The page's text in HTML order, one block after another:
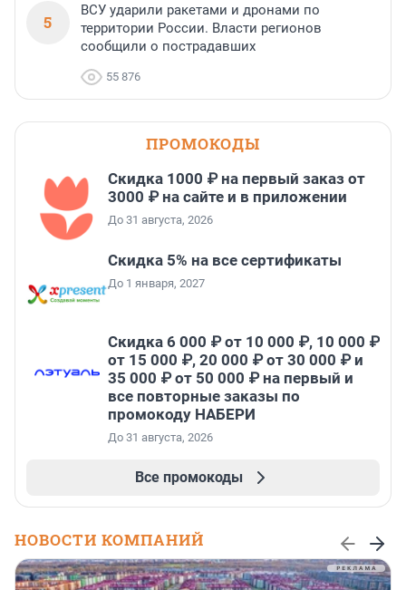
5
ВСУ ударили ракетами и дронами по
территории России. Власти регионов
сообщили о пострадавших
55 876
ПРОМОКОДЫ
Скидка 1000 ₽ на первый заказ от
3000 ₽ на сайте и в приложении
До 31 августа, 2026
Скидка 5% на все сертификаты
До 1 января, 2027
Скидка 6 000 ₽ от 10 000 ₽, 10 000 ₽
от 15 000 ₽, 20 000 ₽ от 30 000 ₽ и
35 000 ₽ от 50 000 ₽ на первый и
все повторные заказы по
промокоду НАБЕРИ
До 31 августа, 2026
Все промокоды
НОВОСТИ КОМПАНИЙ